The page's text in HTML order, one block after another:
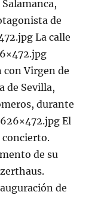
de
La calle
con Virgen de
de Sevilla,
durante
El
concierto.
de su
de